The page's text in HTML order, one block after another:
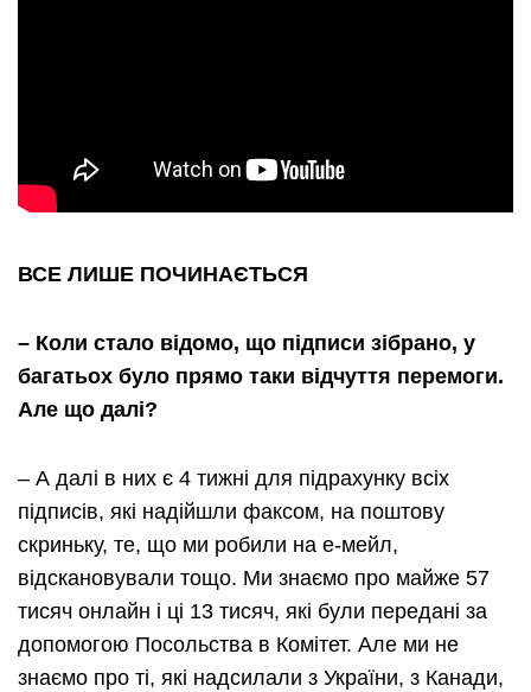
ВСЕ ЛИШЕ ПОЧИНАЄТЬСЯ
– Коли стало відомо, що підписи зібрано, у
багатьох було прямо таки відчуття перемоги.
Але що далі?
– А далі в них є 4 тижні для підрахунку всіх
підписів, які надійшли факсом, на поштову
скриньку, те, що ми робили на е-мейл,
відскановували тощо. Ми знаємо про майже 57
тисяч онлайн і ці 13 тисяч, які були передані за
допомогою Посольства в Комітет. Але ми не
знаємо про ті, які надсилали з України, з Канади,